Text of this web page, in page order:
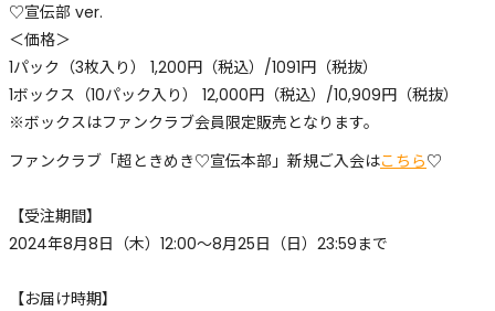
♡宣伝部 ver.
＜価格＞
1パック（3枚入り） 1,200円（税込）/1091円（税抜）
1ボックス（10パック入り） 12,000円（税込）/10,909円（税抜）
※ボックスはファンクラブ会員限定販売となります。
ファンクラブ「超ときめき♡宣伝本部」新規ご入会はこちら♡
【受注期間】
2024年8月8日（木）12:00～8月25日（日）23:59まで
【お届け時期】